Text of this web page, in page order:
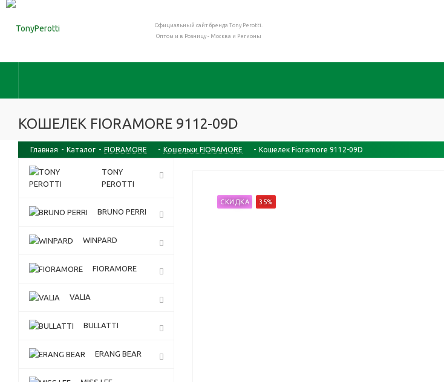
Официальный сайт бренда Tony Perotti.
Оптом и в Розницу - Москва и Регионы
КОШЕЛЕК FIORAMORE 9112-09D
Главная - Каталог - FIORAMORE - Кошельки FIORAMORE - Кошелек Fioramore 9112-09D
СКИДКА 35%
TONY
PEROTTI
BRUNO PERRI
WINPARD
FIORAMORE
VALIA
BULLATTI
ERANG BEAR